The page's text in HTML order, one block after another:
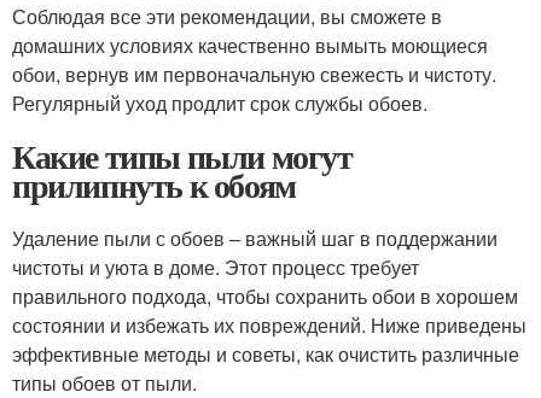
Соблюдая все эти рекомендации, вы сможете в
домашних условиях качественно вымыть моющиеся
обои, вернув им первоначальную свежесть и чистоту.
Регулярный уход продлит срок службы обоев.
Какие типы пыли могут
прилипнуть к обоям
Удаление пыли с обоев – важный шаг в поддержании
чистоты и уюта в доме. Этот процесс требует
правильного подхода, чтобы сохранить обои в хорошем
состоянии и избежать их повреждений. Ниже приведены
эффективные методы и советы, как очистить различные
типы обоев от пыли.